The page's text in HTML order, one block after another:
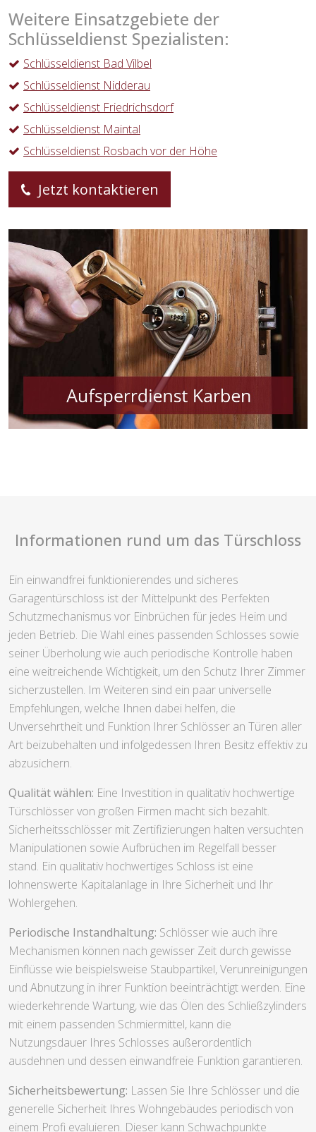
Weitere Einsatzgebiete der
Schlüsseldienst Spezialisten:
Schlüsseldienst Bad Vilbel
Schlüsseldienst Nidderau
Schlüsseldienst Friedrichsdorf
Schlüsseldienst Maintal
Schlüsseldienst Rosbach vor der Höhe
Jetzt kontaktieren
Informationen rund um das Türschloss
Ein einwandfrei funktionierendes und sicheres
Garagentürschloss ist der Mittelpunkt des Perfekten
Schutzmechanismus vor Einbrüchen für jedes Heim und
jeden Betrieb. Die Wahl eines passenden Schlosses sowie
seiner Überholung wie auch periodische Kontrolle haben
eine weitreichende Wichtigkeit, um den Schutz Ihrer Zimmer
sicherzustellen. Im Weiteren sind ein paar universelle
Empfehlungen, welche Ihnen dabei helfen, die
Unversehrtheit und Funktion Ihrer Schlösser an Türen aller
Art beizubehalten und infolgedessen Ihren Besitz effektiv zu
abzusichern.
Qualität wählen: Eine Investition in qualitativ hochwertige
Türschlösser von großen Firmen macht sich bezahlt.
Sicherheitsschlösser mit Zertifizierungen halten versuchten
Manipulationen sowie Aufbrüchen im Regelfall besser
stand. Ein qualitativ hochwertiges Schloss ist eine
lohnenswerte Kapitalanlage in Ihre Sicherheit und Ihr
Wohlergehen.
Periodische Instandhaltung: Schlösser wie auch ihre
Mechanismen können nach gewisser Zeit durch gewisse
Einflüsse wie beispielsweise Staubpartikel, Verunreinigungen
und Abnutzung in ihrer Funktion beeinträchtigt werden. Eine
wiederkehrende Wartung, wie das Ölen des Schließzylinders
mit einem passenden Schmiermittel, kann die
Nutzungsdauer Ihres Schlosses außerordentlich
ausdehnen und dessen einwandfreie Funktion garantieren.
Sicherheitsbewertung: Lassen Sie Ihre Schlösser und die
generelle Sicherheit Ihres Wohngebäudes periodisch von
einem Profi evaluieren. Dieser kann Schwachpunkte